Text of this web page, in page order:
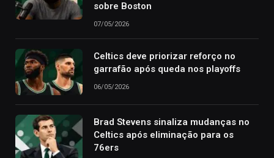
sobre Boston
07/05/2026
Celtics deve priorizar reforço no
garrafão após queda nos playoffs
06/05/2026
Brad Stevens sinaliza mudanças no
Celtics após eliminação para os
76ers